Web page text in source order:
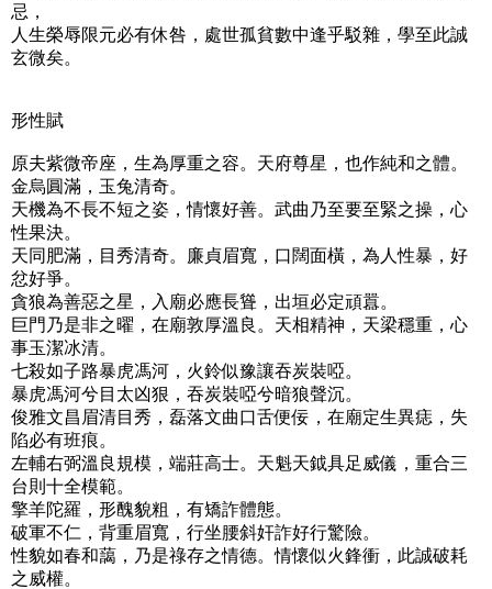
忌，
人生榮辱限元必有休咎，處世孤貧數中逢乎駁雜，學至此誠
玄微矣。
形性賦
原夫紫微帝座，生為厚重之容。天府尊星，也作純和之體。
金烏圓滿，玉兔清奇。
天機為不長不短之姿，情懷好善。武曲乃至要至緊之操，心
性果決。
天同肥滿，目秀清奇。廉貞眉寬，口闊面橫，為人性暴，好
忿好爭。
貪狼為善惡之星，入廟必應長聳，出垣必定頑囂。
巨門乃是非之曜，在廟敦厚溫良。天相精神，天梁穩重，心
事玉潔冰清。
七殺如子路暴虎馮河，火鈴似豫讓吞炭裝啞。
暴虎馮河兮目太凶狠，吞炭裝啞兮暗狼聲沉。
俊雅文昌眉清目秀，磊落文曲口舌便佞，在廟定生異痣，失
陷必有班痕。
左輔右弼溫良規模，端莊高士。天魁天鉞具足威儀，重合三
台則十全模範。
擎羊陀羅，形醜貌粗，有矯詐體態。
破軍不仁，背重眉寬，行坐腰斜奸詐好行驚險。
性貌如春和藹，乃是祿存之情德。情懷似火鋒衝，此誠破耗
之威權。